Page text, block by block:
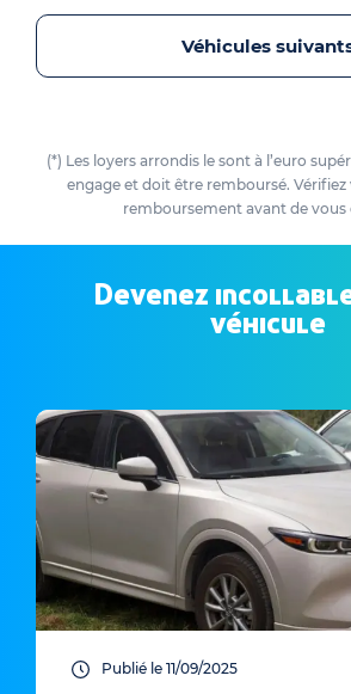
Véhicules
(*) Les loyers arrondis le sont à l’euro
engage et doit être remboursé. Vérifiez
remboursement avant de vous
Devenez
véhicule
Publié le 11/09/2025